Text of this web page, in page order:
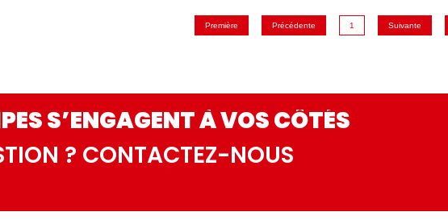
Première Précédente 1 Suivante
S’ENGAGENT À VOS CÔTÉS
? CONTACTEZ-NOUS